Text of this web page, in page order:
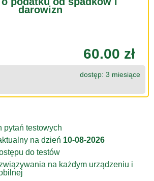
darowizn
60.00 zł
dostęp: 3 miesiące
pytań testowych
na dzień 10-08-2026
do testów
na każdym urządzeniu i